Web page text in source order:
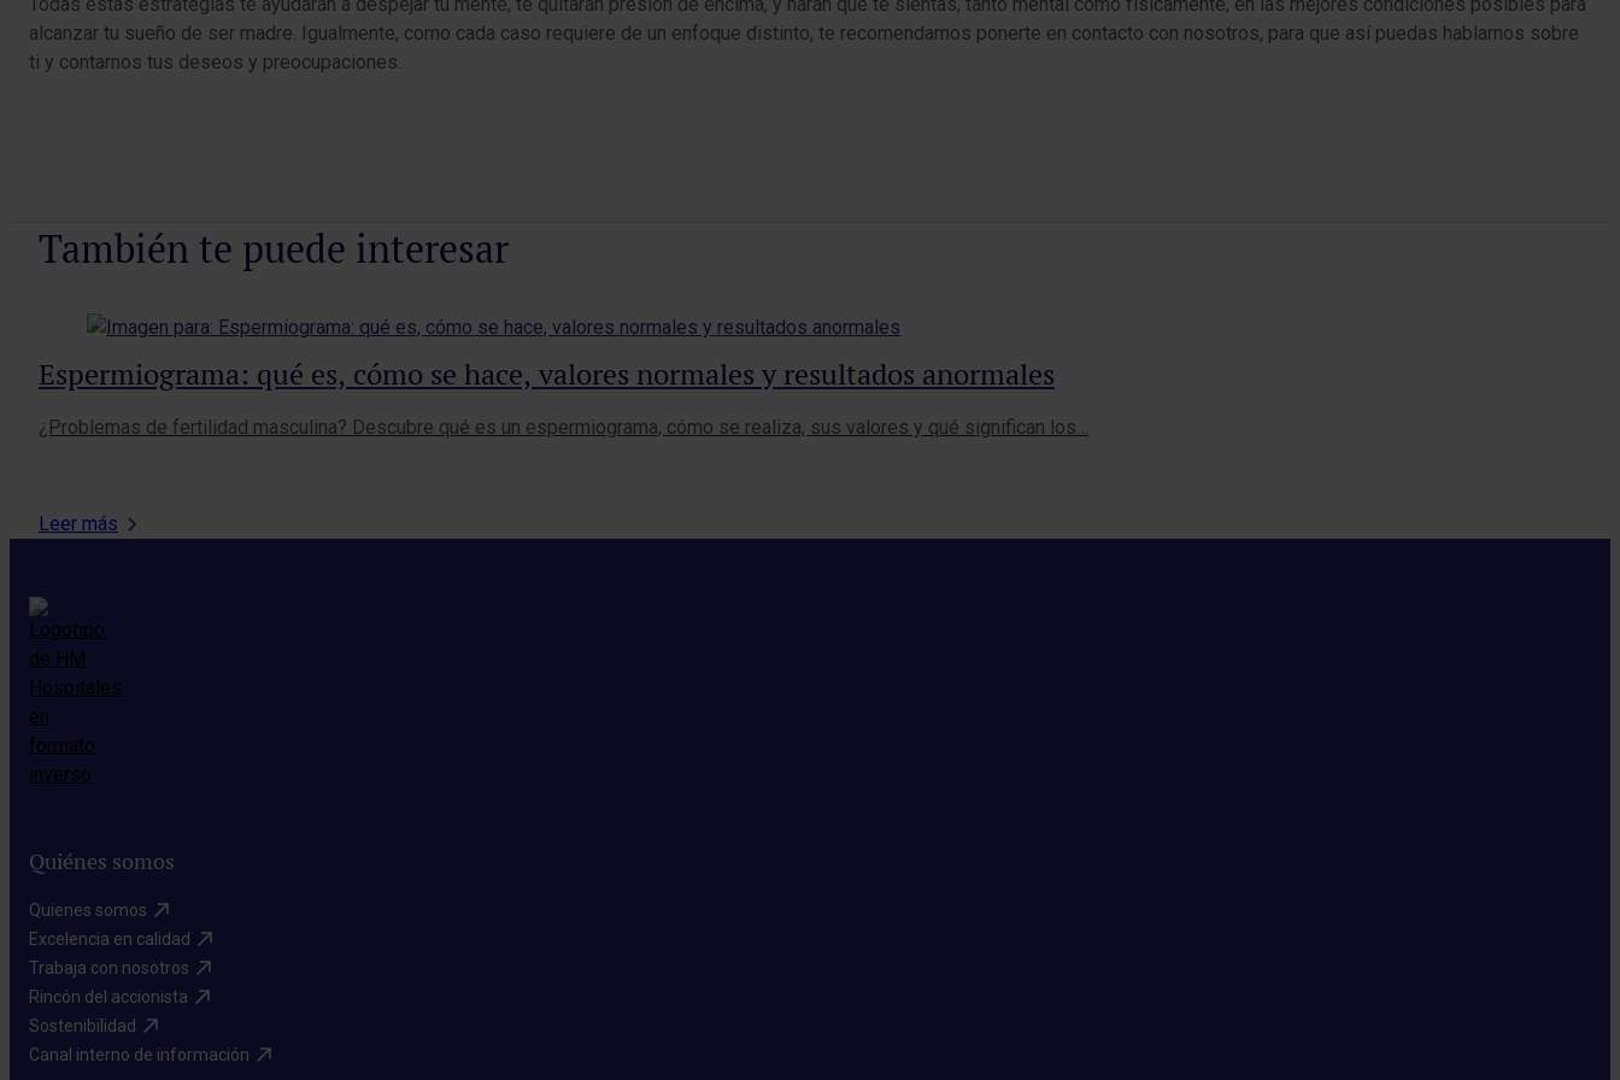
Todas estas estrategias te ayudarán a despejar tu mente, te quitarán presión de encima, y harán que te sientas, tanto mental como físicamente, en las mejores condiciones posibles para
alcanzar tu sueño de ser madre. Igualmente, como cada caso requiere de un enfoque distinto, te recomendamos ponerte en contacto con nosotros, para que así puedas hablarnos sobre
ti y contarnos tus deseos y preocupaciones.
También te puede interesar
Espermiograma: qué es, cómo se hace, valores normales y resultados anormales
¿Problemas de fertilidad masculina? Descubre qué es un espermiograma, cómo se realiza, sus valores y qué significan los…
Leer más
Quiénes somos
Quienes somos​
Excelencia en calidad​
Trabaja con nosotros​
Rincón del accionista​
Sostenibilidad​
Canal interno de información​